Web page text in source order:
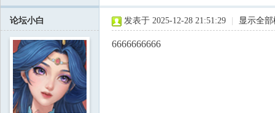
论坛小白 发表于 2025-12-28 21:51:29 显示全
6666666666